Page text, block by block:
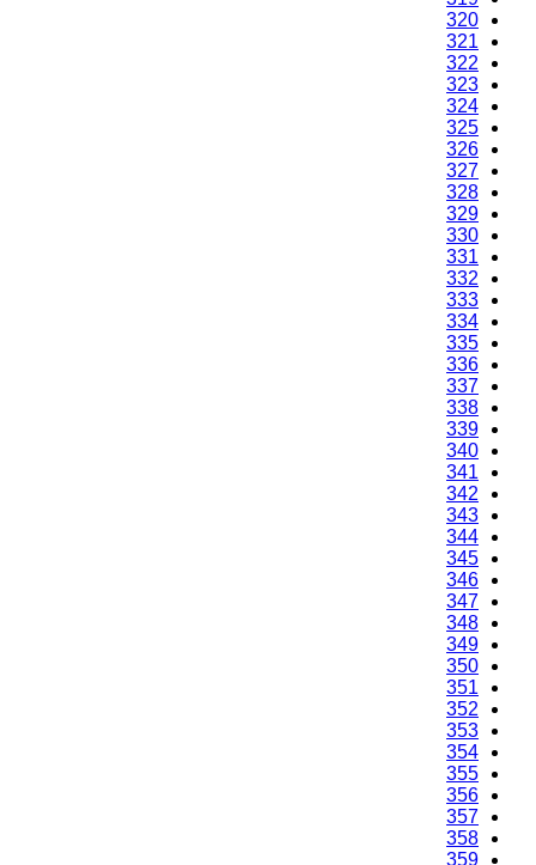
320
321
322
323
324
325
326
327
328
329
330
331
332
333
334
335
336
337
338
339
340
341
342
343
344
345
346
347
348
349
350
351
352
353
354
355
356
357
358
359